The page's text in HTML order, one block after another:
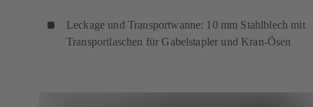
Leckage und Transportwanne: 10 mm Stahlblech mit
Transportlaschen für Gabelstapler und Kran-Ösen